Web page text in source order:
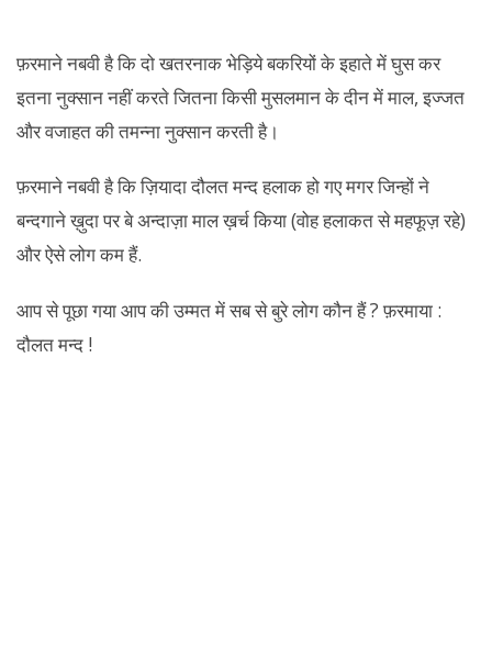
फ़रमाने नबवी है कि दो खतरनाक भेड़िये बकरियों के इहाते में घुस कर
इतना नुक्सान नहीं करते जितना किसी मुसलमान के दीन में माल, इज्जत
और वजाहत की तमन्ना नुक्सान करती है।
फ़रमाने नबवी है कि ज़ियादा दौलत मन्द हलाक हो गए मगर जिन्हों ने
बन्दगाने ख़ुदा पर बे अन्दाज़ा माल ख़र्च किया (वोह हलाकत से महफूज़ रहे)
और ऐसे लोग कम हैं.
आप से पूछा गया आप की उम्मत में सब से बुरे लोग कौन हैं ? फ़रमाया :
दौलत मन्द !